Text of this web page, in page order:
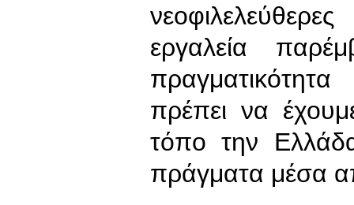
εργαλεία
πρέπει να
τόπο την
πράγματα μέσα